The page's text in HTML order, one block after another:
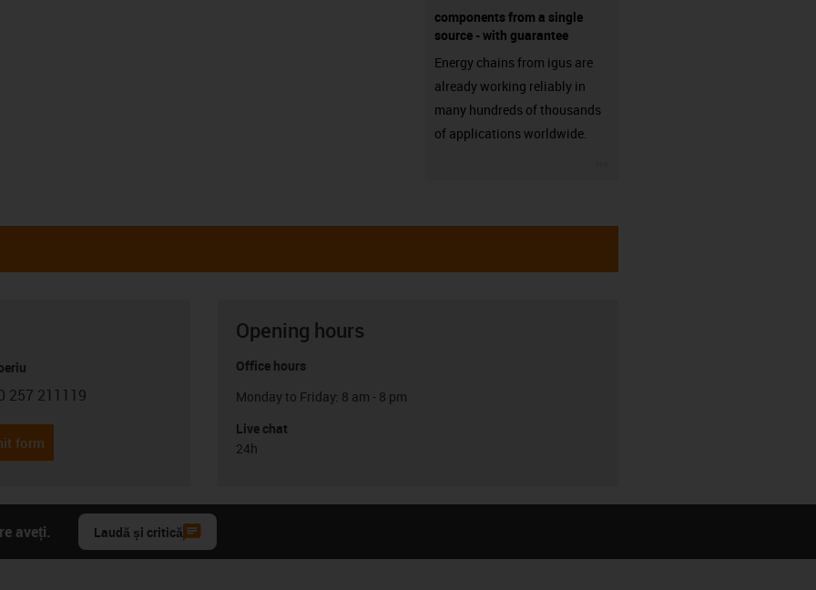
components from a single
source - with guarantee
Energy chains from igus are
already working reliably in
many hundreds of thousands
of applications worldwide.
phone
257 211119
form
Opening hours
Office hours
Monday to Friday: 8 am - 8 pm
Live chat
24h
aveți. Laudă și critică